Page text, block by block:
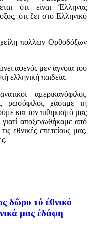
ότι είναι Έλληνας
ότι ζει στο Ελληνικό
χείλη πολλών Ορθοδόξων
αφενός μεν άγνοια του
ελληνική παιδεία.
αμερικανόφιλοι,
ρωσόφιλοι, χάσαμε τη
και τον πιθηκισμό μας
αποξενωθήκαμε από
εθνικές επετείους μας,
τό ἐθνικό
μας ἐδάφη